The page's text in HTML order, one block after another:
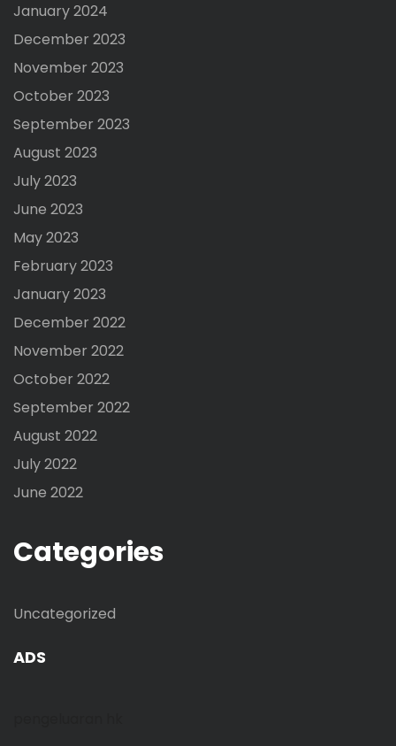
January 2024
December 2023
November 2023
October 2023
September 2023
August 2023
July 2023
June 2023
May 2023
February 2023
January 2023
December 2022
November 2022
October 2022
September 2022
August 2022
July 2022
June 2022
Categories
Uncategorized
ADS